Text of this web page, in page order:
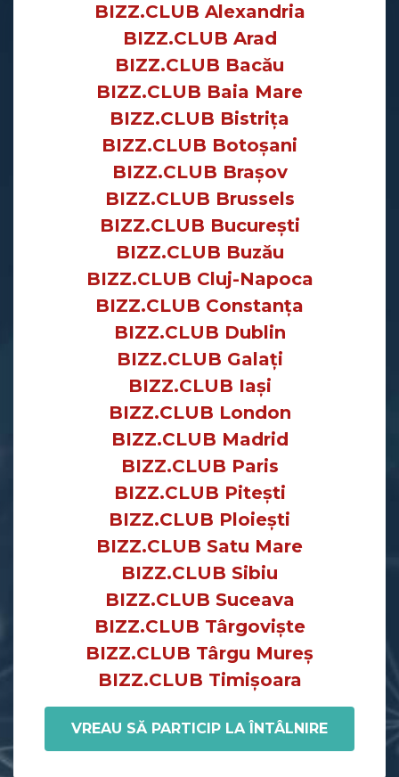
BIZZ.CLUB Alexandria
BIZZ.CLUB Arad
BIZZ.CLUB Bacău
BIZZ.CLUB Baia Mare
BIZZ.CLUB Bistrița
BIZZ.CLUB Botoșani
BIZZ.CLUB Brașov
BIZZ.CLUB Brussels
BIZZ.CLUB București
BIZZ.CLUB Buzău
BIZZ.CLUB Cluj-Napoca
BIZZ.CLUB Constanța
BIZZ.CLUB Dublin
BIZZ.CLUB Galați
BIZZ.CLUB Iași
BIZZ.CLUB London
BIZZ.CLUB Madrid
BIZZ.CLUB Paris
BIZZ.CLUB Pitești
BIZZ.CLUB Ploiești
BIZZ.CLUB Satu Mare
BIZZ.CLUB Sibiu
BIZZ.CLUB Suceava
BIZZ.CLUB Târgoviște
BIZZ.CLUB Târgu Mureș
BIZZ.CLUB Timișoara
VREAU SĂ PARTICIP LA ÎNTÂLNIRE